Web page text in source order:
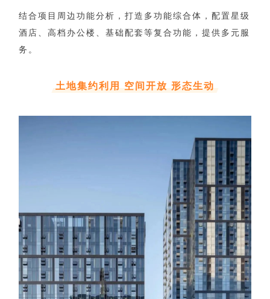
结合项目周边功能分析，打造多功能综合体，配置星级
酒店、高档办公楼、基础配套等复合功能，提供多元服
务。
土地集约利用 空间开放 形态生动